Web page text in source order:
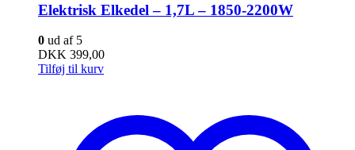
Elektrisk Elkedel – 1,7L – 1850-2200W
0 ud af 5
DKK 399,00
Tilføj til kurv